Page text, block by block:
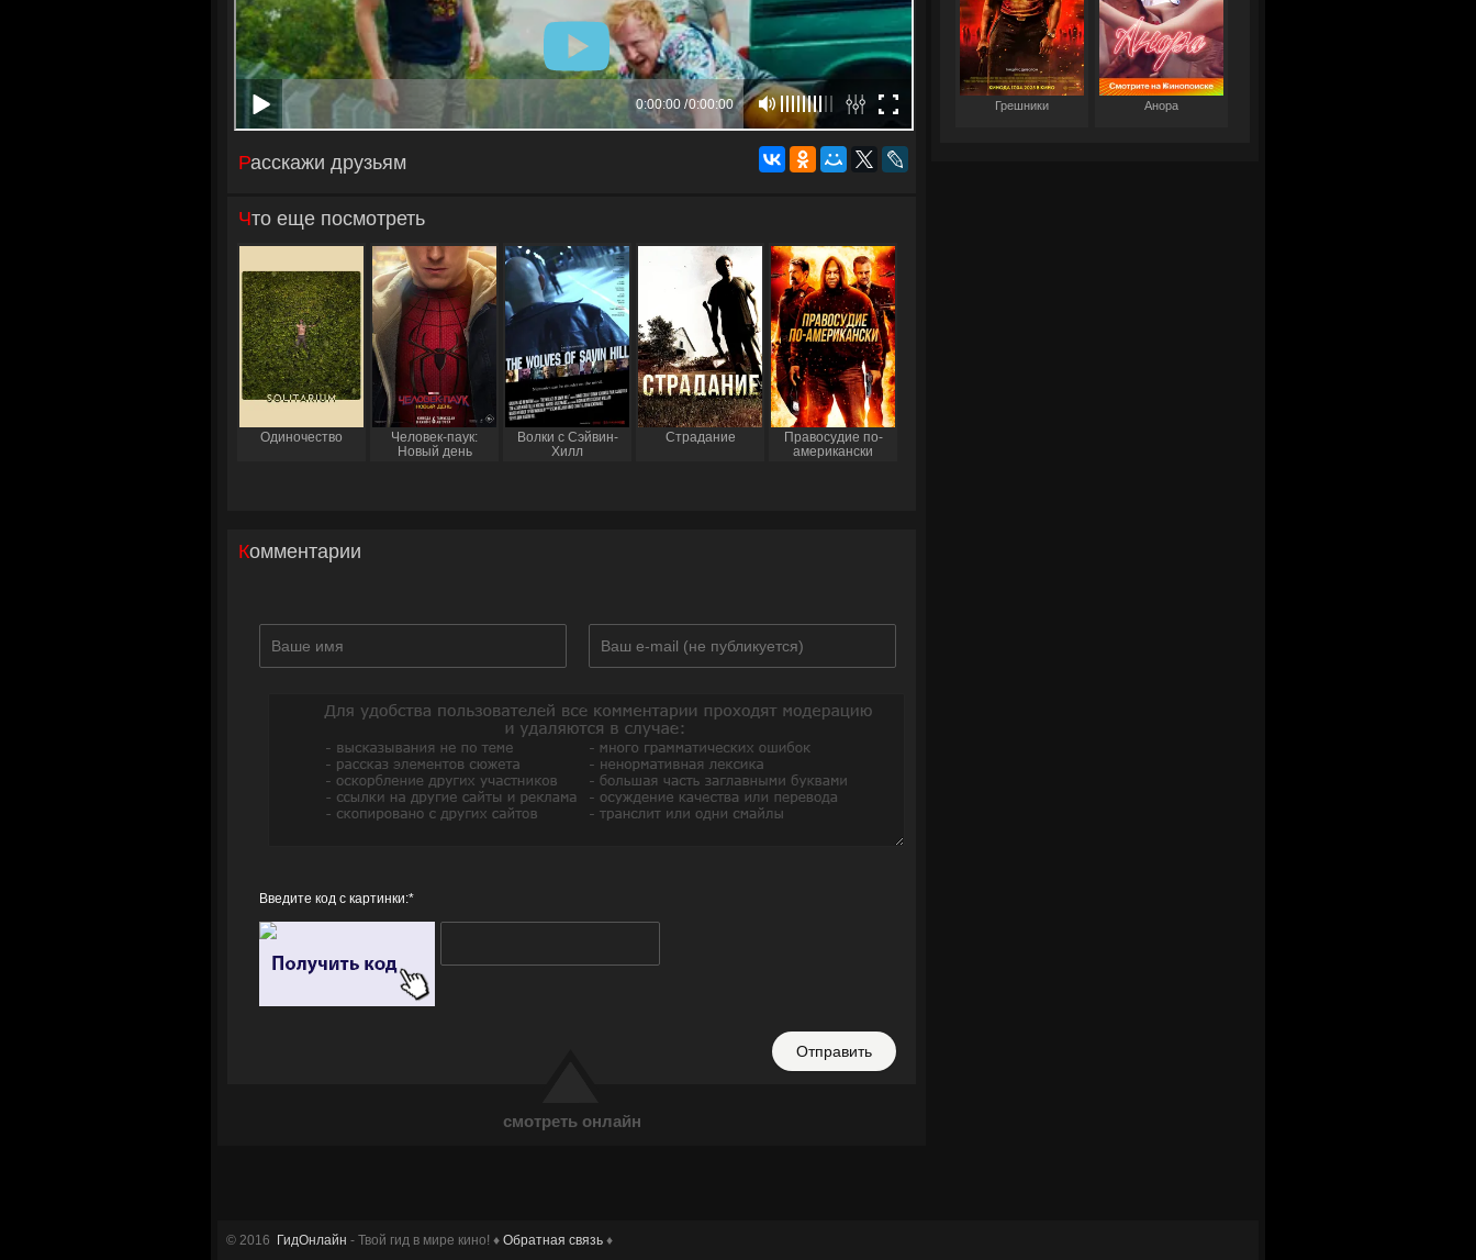
смотреть онлайн
Расскажи друзьям
Что еще посмотреть
Одиночество
Человек-паук:
Новый день
Волки с Сэйвин-
Хилл
Страдание
Правосудие по-
американски
Комментарии
Введите код с картинки:*
Отправить
Грешники Анора
© 2016 ГидОнлайн - Твой гид в мире кино! ♦ Обратная связь ♦